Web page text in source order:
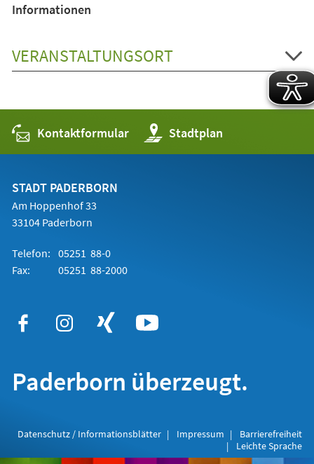
Informationen
VERANSTALTUNGSORT
Kontaktformular Stadtplan
(Öffnet
in
einem
STADT PADERBORN
Am Hoppenhof 33
33104 Paderborn
Telefon: 05251 88-0
Fax:
05251 88-2000
Paderborn überzeugt.
Datenschutz / Informationsblätter Impressum
Barrierefreiheit
Leichte Sprache